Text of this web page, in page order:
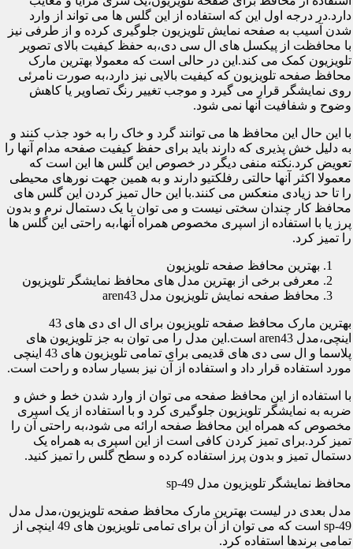
دارد.در درجه اول این که استفاده از این گلس ها می تواند از وارد
شدن آسیب به صفحه نمایش تلویزیون جلوگیری کرده و از طرفی نیز
با محافظت از پیکسل های ال سی دی،به حفظ کیفیت بالای تصویر
تلویزیون کمک می کند.این در حالی است که معمولا بهترین مارک
محافظ صفحه تلویزیون که کیفیت بالایی نیز دارد،به صورت نامرئی
روی نمایشگر قرار می گیرد و موجب تغییر رنگ تصاویر یا کاهش
وضوح و شفافیت آنها نمی شود.
با این حال این محافظ ها می توانند گرد و خاک را به خود جذب کنند و
به دلیل خش پذیری که دارند باید برای حفظ کیفیت صفحه مدام آنها را
تعویض کرد.نکته منفی دیگر در خصوص این گلس ها این است که
معمولا اکثر آنها حالتی رفلکتیو دارند و به همین جهت نورهای محیطی
را تا حد زیادی منعکس می کنند.با این حال تمیز کردن این گلس های
محافظ کار چندان سختی نیست و می توان با یک دستمال نرم و بدون
پرز یا با استفاده از اسپری مخصوص همراه آنها،به راحتی این گلس ها
را تمیز کرد.
بهترین محافظ صفحه تلویزیون
معرفی برخی از بهترین مدل های محافظ نمایشگر تلویزیون
محافظ صفحه نمایش تلویزیون مدل aren43
بهترین مارک محافظ صفحه تلویزیون برای ال ای دی های 43
اینچی،مدل aren43 است.این مدل را می توان به جز تلویزیون های
پلاسما و ال سی دی های قدیمی برای تمامی تلویزیون های 43 اینچی
مورد استفاده قرار داد و استفاده از آن نیز بسیار ساده و راحت است.
با استفاده از این محافظ صفحه می توان از وارد شدن خط و خش و
ضربه به نمایشگر تلویزیون جلوگیری کرد و با استفاده از یک اسپری
مخصوص که همراه این محافظ صفحه ارائه می شود،به راحتی آن را
تمیز کرد.برای تمیز کردن کافی است از این اسپری به همراه یک
دستمال تمیز و بدون پرز استفاده کرده و سطح گلس را تمیز کنید.
محافظ نمایشگر تلویزیون مدل sp-49
مدل بعدی در لیست بهترین مارک محافظ صفحه تلویزیون،مدل مدل
sp-49 است که می توان از آن برای تمامی تلویزیون های 49 اینچی از
تمامی برندها استفاده کرد.